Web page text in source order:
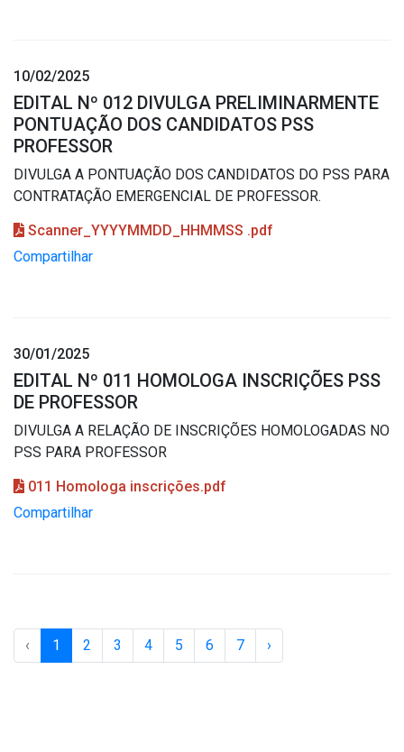
10/02/2025
EDITAL Nº 012 DIVULGA PRELIMINARMENTE
PONTUAÇÃO DOS CANDIDATOS PSS
PROFESSOR
DIVULGA A PONTUAÇÃO DOS CANDIDATOS DO PSS PARA
CONTRATAÇÃO EMERGENCIAL DE PROFESSOR.
Scanner_YYYYMMDD_HHMMSS .pdf
Compartilhar
30/01/2025
EDITAL Nº 011 HOMOLOGA INSCRIÇÕES PSS
DE PROFESSOR
DIVULGA A RELAÇÃO DE INSCRIÇÕES HOMOLOGADAS NO
PSS PARA PROFESSOR
011 Homologa inscrições.pdf
Compartilhar
‹ 1 2 3 4 5 6 7 ›